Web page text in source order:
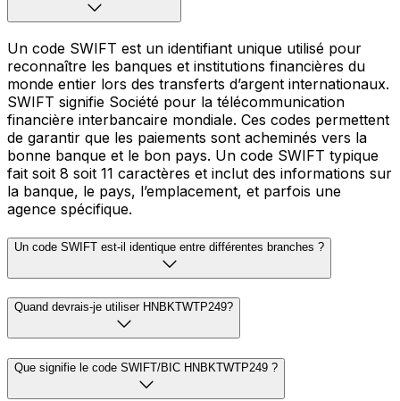
Un code SWIFT est un identifiant unique utilisé pour
reconnaître les banques et institutions financières du
monde entier lors des transferts d’argent internationaux.
SWIFT signifie Société pour la télécommunication
financière interbancaire mondiale. Ces codes permettent
de garantir que les paiements sont acheminés vers la
bonne banque et le bon pays. Un code SWIFT typique
fait soit 8 soit 11 caractères et inclut des informations sur
la banque, le pays, l’emplacement, et parfois une
agence spécifique.
Un code SWIFT est-il identique entre différentes branches ?
Quand devrais-je utiliser HNBKTWTP249?
Que signifie le code SWIFT/BIC HNBKTWTP249 ?